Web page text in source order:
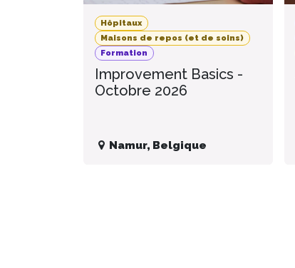
Hôpitaux
Maisons de repos (et de soins)
Formation
Improvement Basics -
Octobre 2026
Namur, Belgique